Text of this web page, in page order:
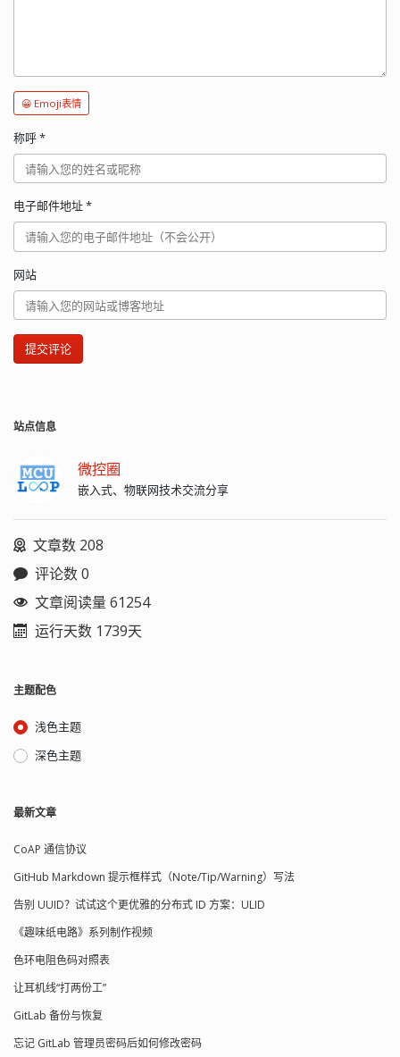
😀 Emoji表情
称呼*
电子邮件地址*
网站
提交评论
站点信息
微控圈
嵌入式、物联网技术交流分享
文章数 208
评论数 0
文章阅读量 61254
运行天数 1739天
主题配色
浅色主题
深色主题
最新文章
CoAP 通信协议
GitHub Markdown 提示框样式（Note/Tip/Warning）写法
告别 UUID？试试这个更优雅的分布式 ID 方案：ULID
《趣味纸电路》系列制作视频
色环电阻色码对照表
让耳机线“打两份工”
GitLab 备份与恢复
忘记 GitLab 管理员密码后如何修改密码